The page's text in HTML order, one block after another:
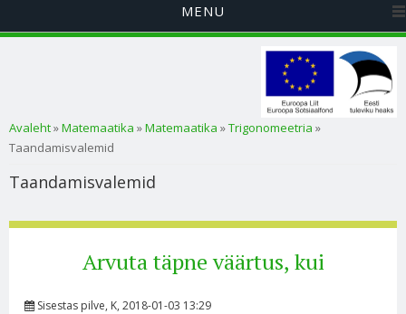
MENU
Sa oled siin
Avaleht»Matemaatika »Matemaatika »Trigonomeetria »
Taandamisvalemid
Taandamisvalemid
Arvuta täpne väärtus, kui
Sisestas pilve, K, 2018-01-03 13:29